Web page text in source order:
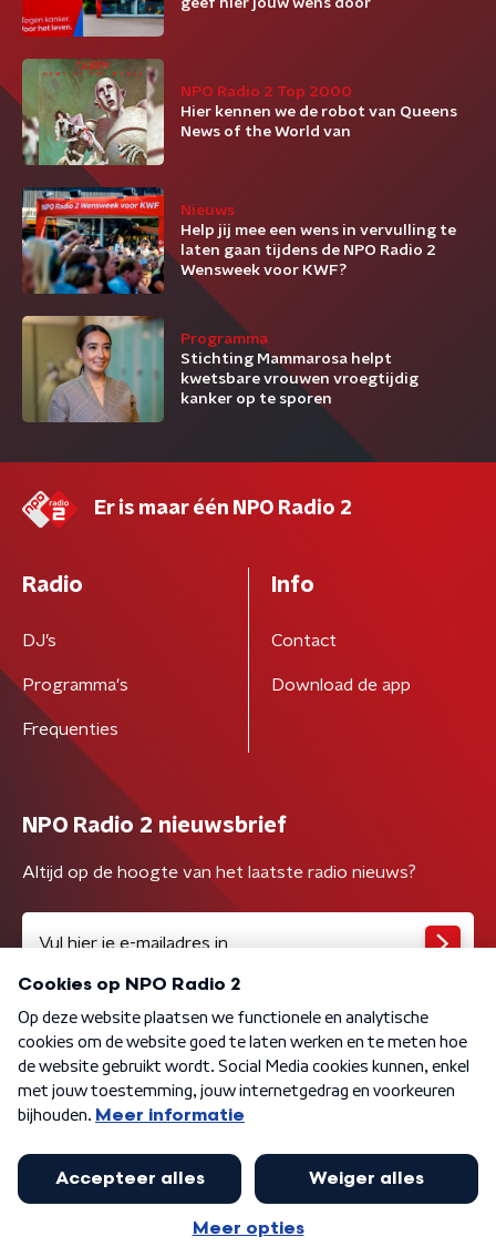
geef hier jouw wens door
NPO Radio 2 Top 2000
Hier kennen we de robot van Queens
News of the World van
Nieuws
Help jij mee een wens in vervulling te
laten gaan tijdens de NPO Radio 2
Wensweek voor KWF?
Programma
Stichting Mammarosa helpt
kwetsbare vrouwen vroegtijdig
kanker op te sporen
Er is maar één NPO Radio 2
Radio
DJ’s
Programma's
Frequenties
Info
Contact
Download de app
NPO Radio 2 nieuwsbrief
Altijd op de hoogte van het laatste radio nieuws?
Algemene voorwaarden